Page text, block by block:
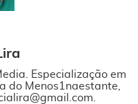
Especialização em
do Menos1naestante,